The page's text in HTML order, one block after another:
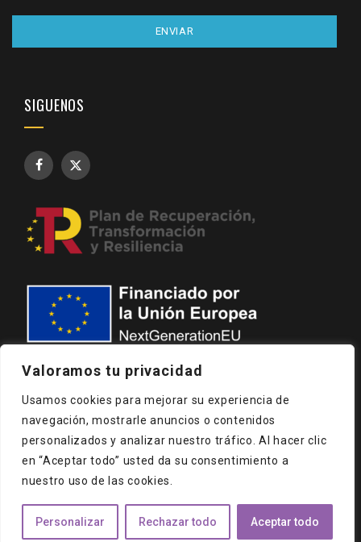
Valoramos tu privacidad
Usamos cookies para mejorar su experiencia de
navegación, mostrarle anuncios o contenidos
personalizados y analizar nuestro tráfico. Al hacer clic
en “Aceptar todo” usted da su consentimiento a
nuestro uso de las cookies.
Personalizar Rechazar todo Aceptar todo
ENVIAR
SIGUENOS
AVISO LEGAL POLÍTICA DE PRIVACIDAD
POLÍTICA DE COOKIES MAPA DEL SITIO
© 2022 – ACADEMIACID
Contactar